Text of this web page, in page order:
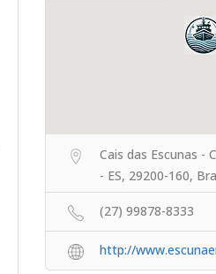
Cais das Escunas -
- ES, 29200-160,
(27) 99878-8333
http://